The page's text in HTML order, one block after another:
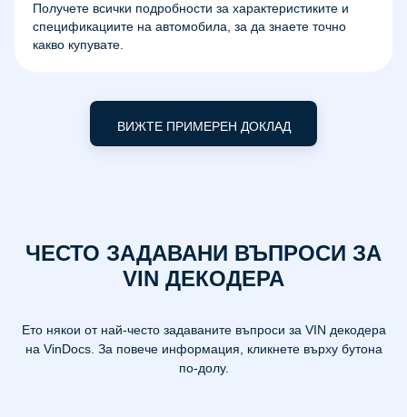
Получете всички подробности за характеристиките и
спецификациите на автомобила, за да знаете точно
какво купувате.
ВИЖТЕ ПРИМЕРЕН ДОКЛАД
ЧЕСТО ЗАДАВАНИ ВЪПРОСИ ЗА
VIN ДЕКОДЕРА
Ето някои от най-често задаваните въпроси за VIN декодера
на VinDocs. За повече информация, кликнете върху бутона
по-долу.